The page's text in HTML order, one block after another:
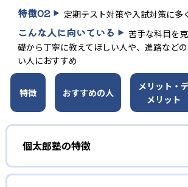
特徴02 定期テスト対策や入試対策に多
こんな人に向いている
苦手な科目を
礎から丁寧に教えてほしい人や、進路など
い人におすすめ
特徴 おすすめの人
メリット・
メリット
個太郎塾の特徴
01
市進教育グループの